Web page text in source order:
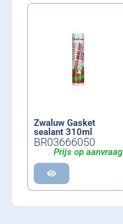
Zwaluw Gasket
sealant 310ml
BR03666050
Prijs op aanvraag